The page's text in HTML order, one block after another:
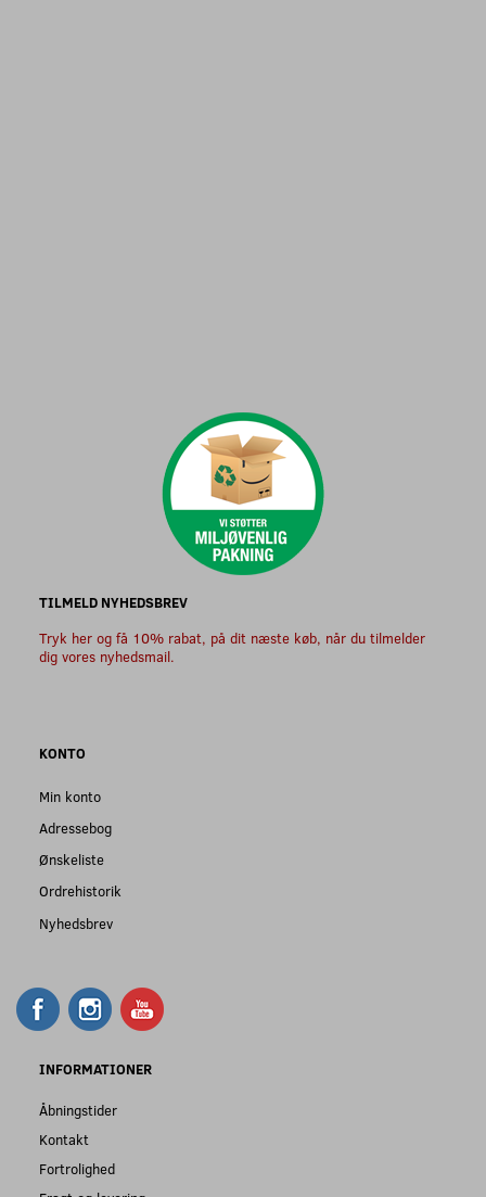
TILMELD NYHEDSBREV
Tryk her og få 10% rabat, på dit næste køb, når du tilmelder
dig vores nyhedsmail.
KONTO
Min konto
Adressebog
Ønskeliste
Ordrehistorik
Nyhedsbrev
INFORMATIONER
Åbningstider
Kontakt
Fortrolighed